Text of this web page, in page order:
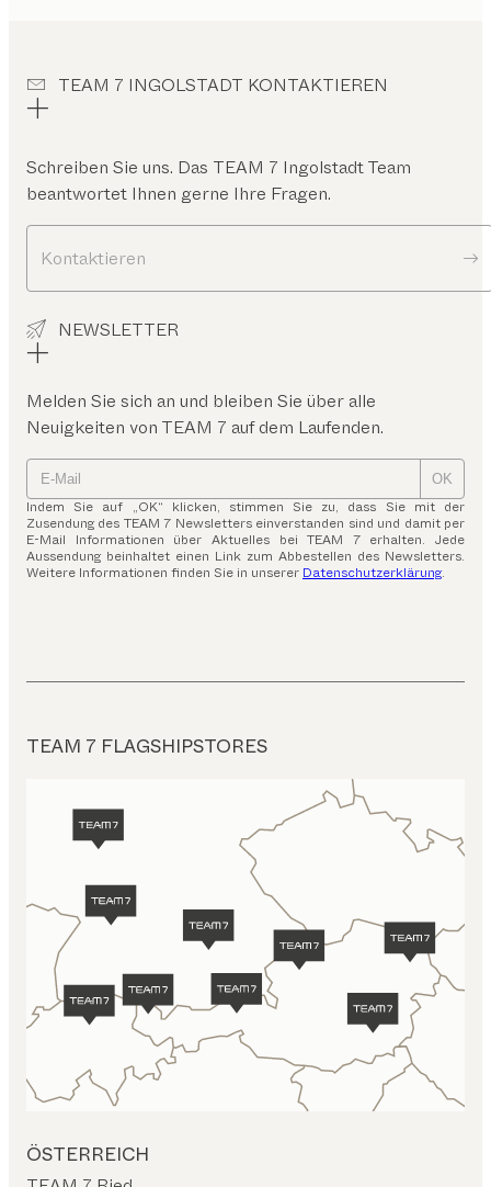
TEAM 7 INGOLSTADT KONTAKTIEREN
Schreiben Sie uns. Das TEAM 7 IngolstadtTeam
beantwortet Ihnen gerne Ihre Fragen.
Kontaktieren
NEWSLETTER
Melden Sie sich an und bleiben Sie über alle
Neuigkeiten von TEAM 7 auf dem Laufenden.
OK
Indem Sie auf „OK“ klicken, stimmen Sie zu, dass Sie mit der
Zusendung des TEAM 7 Newsletters einverstanden sind und damit per
E-Mail Informationen über Aktuelles bei TEAM 7 erhalten. Jede
Aussendung beinhaltet einen Link zum Abbestellen des Newsletters.
Weitere Informationen finden Sie in unserer Datenschutzerklärung.
TEAM 7 FLAGSHIPSTORES
ÖSTERREICH